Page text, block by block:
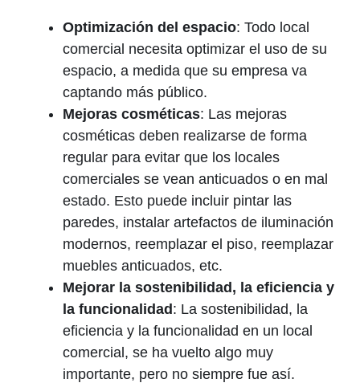
Optimización del espacio: Todo local
comercial necesita optimizar el uso de su
espacio, a medida que su empresa va
captando más público.
Mejoras cosméticas: Las mejoras
cosméticas deben realizarse de forma
regular para evitar que los locales
comerciales se vean anticuados o en mal
estado. Esto puede incluir pintar las
paredes, instalar artefactos de iluminación
modernos, reemplazar el piso, reemplazar
muebles anticuados, etc.
Mejorar la sostenibilidad, la eficiencia y
la funcionalidad : La sostenibilidad, la
eficiencia y la funcionalidad en un local
comercial, se ha vuelto algo muy
importante, pero no siempre fue así.